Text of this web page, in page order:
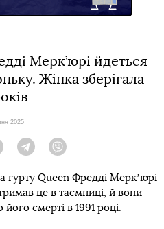
Мерк’юрі йдеться
Жінка зберігала
2025
Twitter Telegram
гурту Queen Фредді Меркʼюрі
це в таємниці, й вони
смерті в 1991 році.